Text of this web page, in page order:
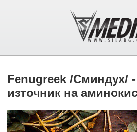
Fenugreek /Сминдух/ -
източник на